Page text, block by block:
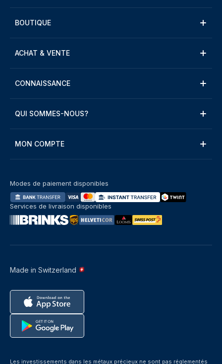
BOUTIQUE
ACHAT & VENTE
CONNAISSANCE
QUI SOMMES-NOUS?
MON COMPTE
Made in Switzerland
Modes de paiement disponibles
Services de livraison disponibles
Les investissements dans les métaux précieux ne sont pas réglementés